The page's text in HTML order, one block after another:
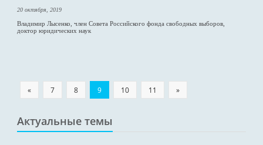
20 октября, 2019
Владимир Лысенко, член Совета Российского фонда свободных выборов,
доктор юридических наук
« 7 8 9 10 11 »
Актуальные темы